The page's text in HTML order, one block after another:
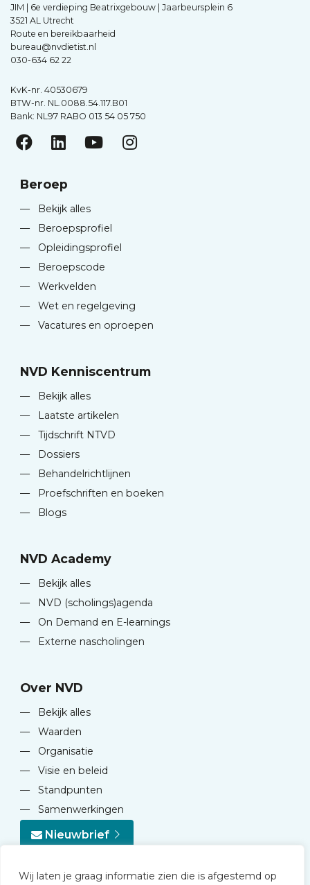
Wij laten je graag informatie zien die is afgestemd op
JIM | 6e verdieping Beatrixgebouw | Jaarbeursplein 6
3521 AL Utrecht
Route en bereikbaarheid
bureau@nvdietist.nl
030-634 62 22
KvK-nr. 40530679
BTW-nr. NL.0088.54.117.B01
Bank: NL97 RABO 013 54 05 750
Beroep
—
Bekijk alles
—
Beroepsprofiel
—
Opleidingsprofiel
—
Beroepscode
—
Werkvelden
—
Wet en regelgeving
—
Vacatures en oproepen
NVD Kenniscentrum
—
Bekijk alles
—
Laatste artikelen
—
Tijdschrift NTVD
—
Dossiers
—
Behandelrichtlijnen
—
Proefschriften en boeken
—
Blogs
NVD Academy
—
Bekijk alles
—
NVD (scholings)agenda
—
On Demand en E-learnings
—
Externe nascholingen
Over NVD
—
Bekijk alles
—
Waarden
—
Organisatie
—
Visie en beleid
—
Standpunten
—
Samenwerkingen
Nieuwbrief